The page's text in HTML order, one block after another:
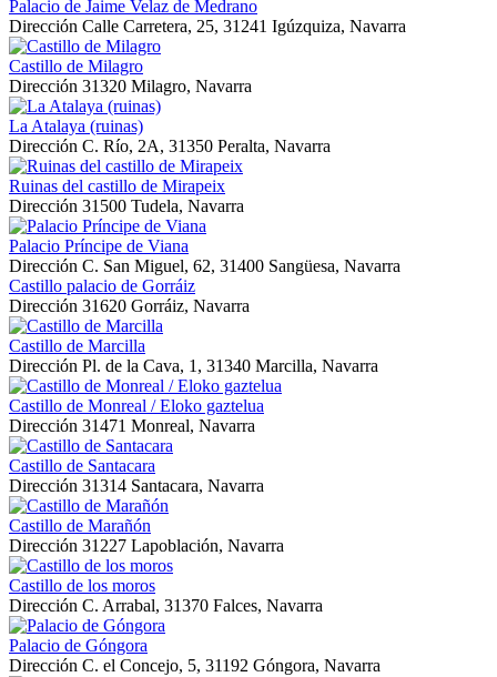
Palacio de Jaime Velaz de Medrano
Dirección Calle Carretera, 25, 31241 Igúzquiza, Navarra
Castillo de Milagro
Dirección 31320 Milagro, Navarra
La Atalaya (ruinas)
Dirección C. Río, 2A, 31350 Peralta, Navarra
Ruinas del castillo de Mirapeix
Dirección 31500 Tudela, Navarra
Palacio Príncipe de Viana
Dirección C. San Miguel, 62, 31400 Sangüesa, Navarra
Castillo palacio de Gorráiz
Dirección 31620 Gorráiz, Navarra
Castillo de Marcilla
Dirección Pl. de la Cava, 1, 31340 Marcilla, Navarra
Castillo de Monreal / Eloko gaztelua
Dirección 31471 Monreal, Navarra
Castillo de Santacara
Dirección 31314 Santacara, Navarra
Castillo de Marañón
Dirección 31227 Lapoblación, Navarra
Castillo de los moros
Dirección C. Arrabal, 31370 Falces, Navarra
Palacio de Góngora
Dirección C. el Concejo, 5, 31192 Góngora, Navarra